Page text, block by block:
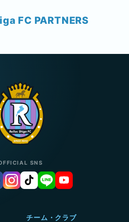
FC PARTNERS
SNS
チーム・クラブ